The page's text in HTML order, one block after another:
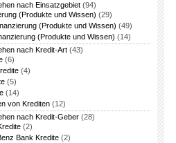
nach Einsatzgebiet (94)
(Produkte und Wissen) (29)
(Produkte und Wissen) (49)
(Produkte und Wissen) (14)
nach Kredit-Art (43)
(6)
(4)
(5)
(14)
von Krediten (12)
nach Kredit-Geber (28)
(2)
Bank Kredite (2)